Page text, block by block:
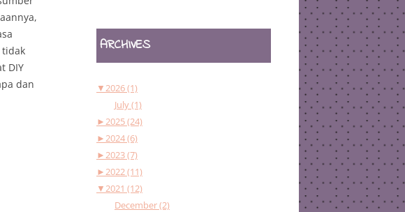
tidak
DIY
dan
ARCHIVES
▼2026 (1)
July (1)
►2025 (24)
►2024 (6)
►2023 (7)
►2022 (11)
▼2021 (12)
December (2)